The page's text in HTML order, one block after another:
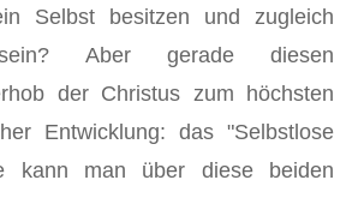
Selbst besitzen und zugleich
Aber gerade diesen
der Christus zum höchsten
Entwicklung: das "Selbstlose
kann man über diese beiden